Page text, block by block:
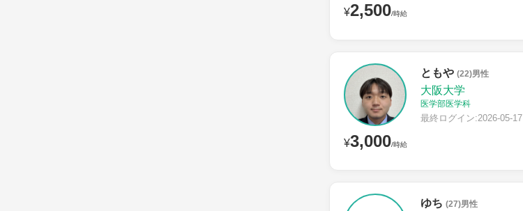
¥2,500/時給
¥3,000/時給
ともや (22)男性
大阪大学
医学部医学科
最終ログイン:2026-05-17
ゆち (27)男性